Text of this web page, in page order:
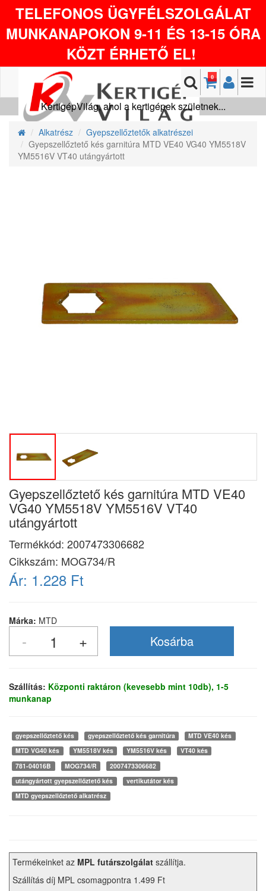
TELEFONOS ÜGYFÉLSZOLGÁLAT
MUNKANAPOKON 9-11 ÉS 13-15 ÓRA
KÖZT ÉRHETŐ EL!
0
KertigépVilág, ahol a kertigépek születnek...
Alkatrész
Gyepszellőztetők alkatrészei
Gyepszellőztető kés garnitúra MTD VE40 VG40 YM5518V
YM5516V VT40 utángyártott
Gyepszellőztető kés garnitúra MTD VE40
VG40 YM5518V YM5516V VT40
utángyártott
Termékkód: 2007473306682
Cikkszám: MOG734/R
Ár: 1.228 Ft
Márka: MTD
Szállítás: Központi raktáron (kevesebb mint 10db), 1-5
munkanap
gyepszellőztető kés gyepszellőztető kés garnitúra
MTD VE40 kés
MTD VG40 kés
YM5518V kés YM5516V kés
VT40 kés
781-04016B
MOG734/R
2007473306682
utángyártott gyepszellőztető kés
vertikutátor kés
MTD gyepszellőztető alkatrész
Termékeinket az MPL futárszolgálat szállítja.
Szállítás díj MPL csomagpontra 1.499 Ft